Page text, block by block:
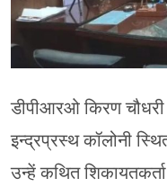
डीपीआरओ किरण चौधरी
इन्द्रप्रस्थ कॉलोनी
उन्हें कथित